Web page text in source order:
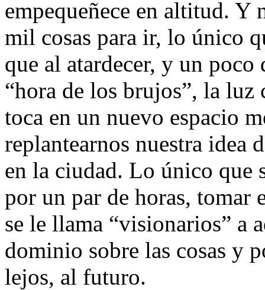
empequeñece en altitud. Y
mil cosas para ir, lo único
que al atardecer, y un poco
“hora de los brujos”, la
toca en un nuevo espacio
replantearnos nuestra idea
en la ciudad. Lo único que
por un par de horas, tomar
se le llama “visionarios” a
dominio sobre las cosas y
lejos, al futuro.